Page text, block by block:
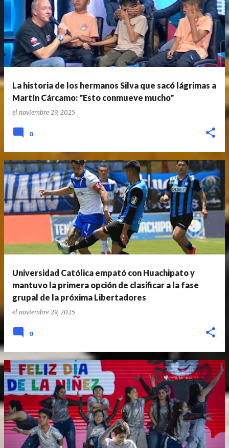
La historia de los hermanos Silva que sacó lágrimas a
Martín Cárcamo: "Esto conmueve mucho"
el noviembre 29, 2025
0
Universidad Católica empató con Huachipato y
mantuvo la primera opción de clasificar a la fase
grupal de la próxima Libertadores
el noviembre 29, 2025
0